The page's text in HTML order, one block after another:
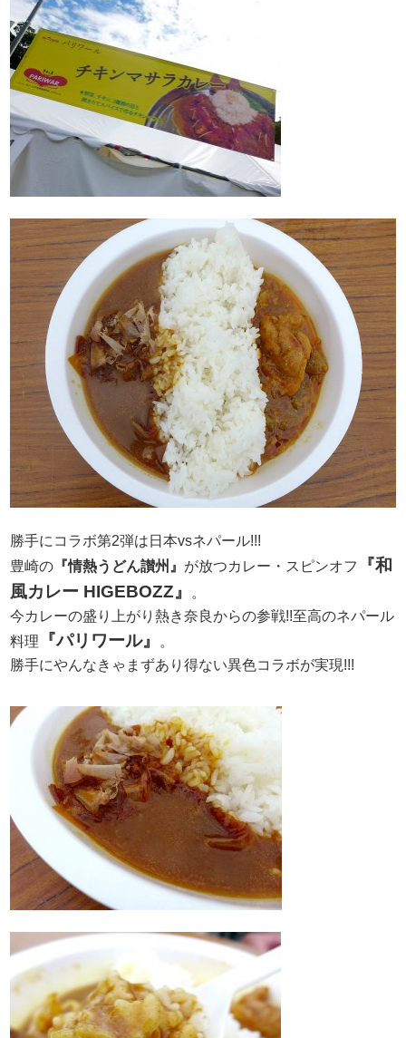
勝手にコラボ第2弾は日本vsネパール!!!
豊崎の 『情熱うどん讃州』 が放つカレー・スピンオフ
『和
風カレー HIGEBOZZ』
。
今カレーの盛り上がり熱き奈良からの参戦!!至高のネパール
料理
『パリワール』
。
勝手にやんなきゃまずあり得ない異色コラボが実現!!!